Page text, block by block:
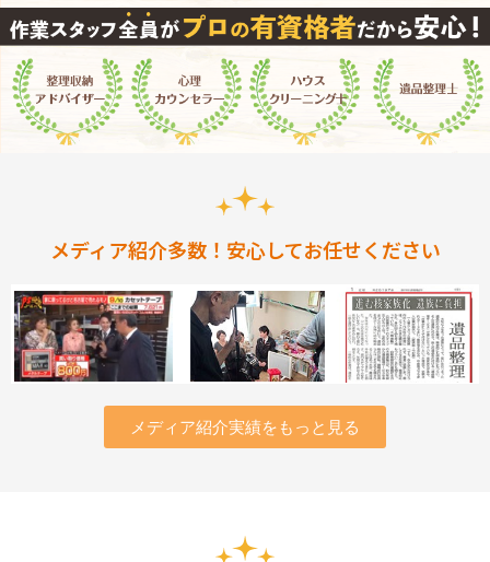
メディア紹介多数！安心してお任せください
メディア紹介実績をもっと見る